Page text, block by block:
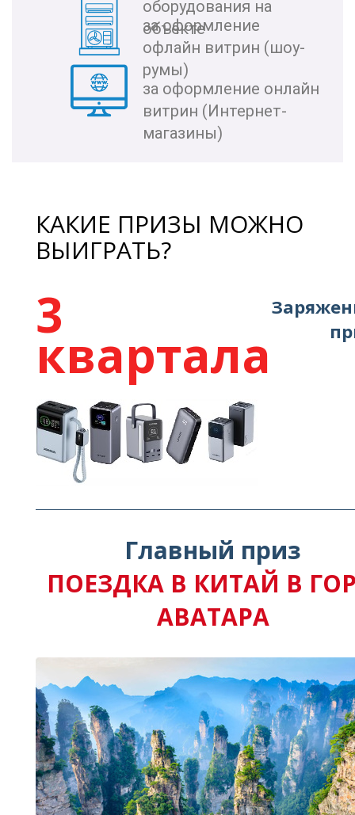
оборудования на
объекте
за оформление
офлайн витрин (шоу-
румы)
за оформление онлайн
витрин (Интернет-
магазины)
КАКИЕ ПРИЗЫ МОЖНО
ВЫИГРАТЬ?
3
квартала
Главный приз
ПОЕЗДКА В КИТАЙ В
АВАТАРА